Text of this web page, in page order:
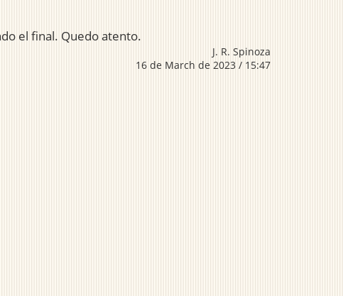
el final. Quedo atento.
J. R. Spinoza
16 de March de 2023 / 15:47